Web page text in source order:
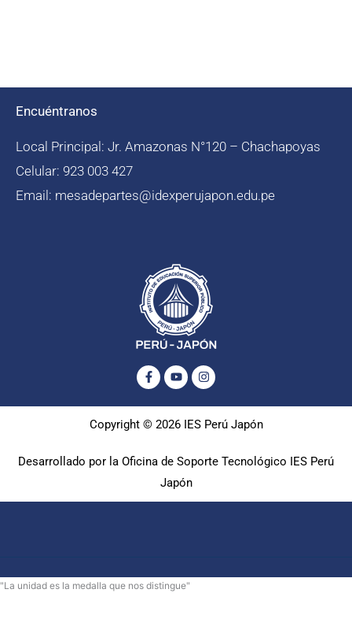
Encuéntranos
Local Principal: Jr. Amazonas N°120 – Chachapoyas
Celular: 923 003 427
Email: mesadepartes@idexperujapon.edu.pe
Facebook-
f
YoutubeInstagram
Copyright © 2026 IES Perú Japón
Desarrollado por la Oficina de Soporte Tecnológico IES Perú
Japón
"La unidad es la medalla que nos distingue"